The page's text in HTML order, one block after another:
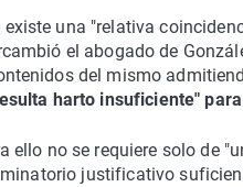
una "relativa
el abogado de
del mismo
harto insuficiente"
ello no se requiere solo de
justificativo